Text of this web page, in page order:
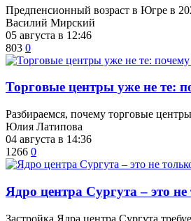
Предпенсионный возраст в Югре в
Василий Мирский
05 августа в 12:46
803 0
Торговые центры уже не те:
Разбираемся, почему торговые
Юлия Латипова
04 августа в 14:36
1266 0
​Ядро центра Сургута ‒ это
Застройка Ядра центра Сургута